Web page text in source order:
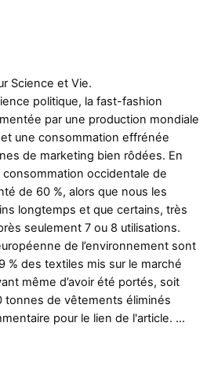
Science et Vie.
politique, la fast-fashion
par une production mondiale
une consommation effrénée
de marketing bien rôdées. En
consommation occidentale de
de 60 %, alors que nous les
longtemps et que certains, très
seulement 7 ou 8 utilisations.
de l’environnement sont
% des textiles mis sur le marché
même d’avoir été portés, soit
de vêtements éliminés
pour le lien de l'article. ...